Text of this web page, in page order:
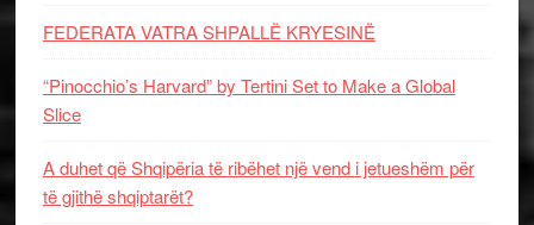
FEDERATA VATRA SHPALLË KRYESINË
“Pinocchio’s Harvard” by Tertini Set to Make a Global
Slice
A duhet që Shqipëria të ribëhet një vend i jetueshëm për
të gjithë shqiptarët?